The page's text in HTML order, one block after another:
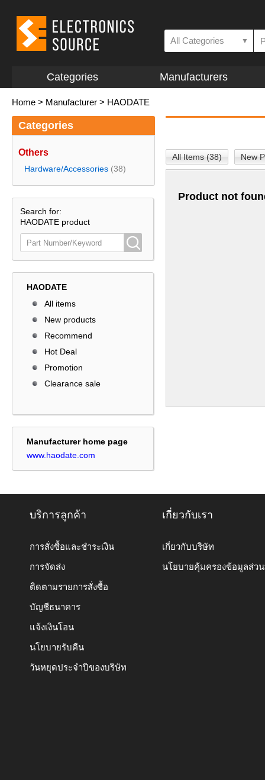
All Categories ▼
Categories Manufacturers
Home > Manufacturer > HAODATE
Categories
Others
Hardware/Accessories (38)
Search for:
HAODATE product
HAODATE
All items
New products
Recommend
Hot Deal
Promotion
Clearance sale
Manufacturer home page
www.haodate.com
All Items (38) New
Product not
บริการลูกค้า
การสั่งซื้อและชำระเงิน
การจัดส่ง
ติดตามรายการสั่งซื้อ
บัญชีธนาคาร
แจ้งเงินโอน
นโยบายรับคืน
วันหยุดประจำปีของบริษัท
เกี่ยวกับเรา
เกี่ยวกับบริษัท
นโยบายคุ้มครองข้อมูลส่ว